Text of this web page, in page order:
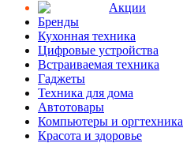
Aкции
Бренды
Кухонная техника
Цифровые устройства
Встраиваемая техника
Гаджеты
Техника для дома
Автотовары
Компьютеры и оргтехника
Красота и здоровье